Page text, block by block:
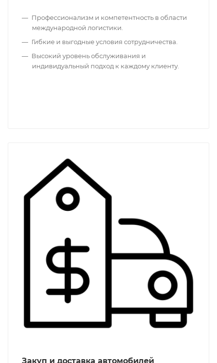
Профессионализм и компетентность в области
международной логистики.
Гибкие и выгодные условия сотрудничества.
Высокий уровень обслуживания и
индивидуальный подход к каждому клиенту.
Закуп и доставка автомобилей